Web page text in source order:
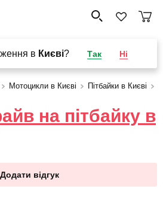
в Києві? Так Ні
Мотоцикли в Києві Пітбайки в Києві
на пітбайку в
Додати відгук